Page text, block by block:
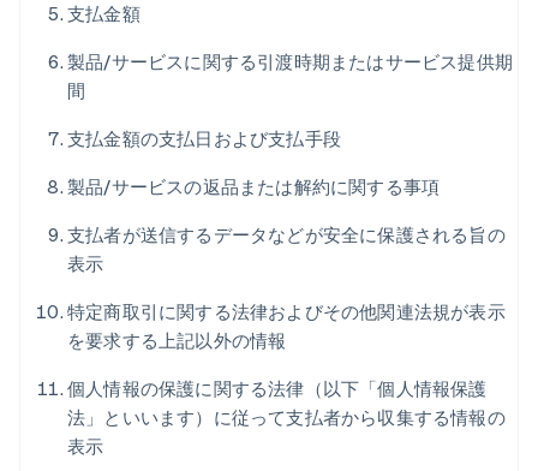
支払金額
製品/サービスに関する引渡時期またはサービス提供期
間
支払金額の支払日および支払手段
製品/サービスの返品または解約に関する事項
支払者が送信するデータなどが安全に保護される旨の
表示
特定商取引に関する法律およびその他関連法規が表示
を要求する上記以外の情報
個人情報の保護に関する法律（以下「個人情報保護
法」といいます）に従って支払者から収集する情報の
表示